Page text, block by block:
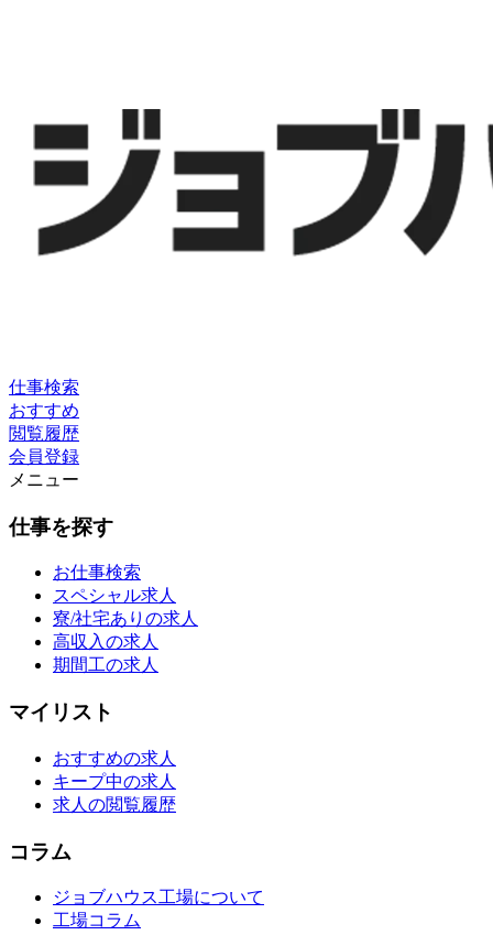
仕事検索
おすすめ
閲覧履歴
会員登録
メニュー
仕事を探す
お仕事検索
スペシャル求人
寮/社宅ありの求人
高収入の求人
期間工の求人
マイリスト
おすすめの求人
キープ中の求人
求人の閲覧履歴
コラム
ジョブハウス工場について
工場コラム